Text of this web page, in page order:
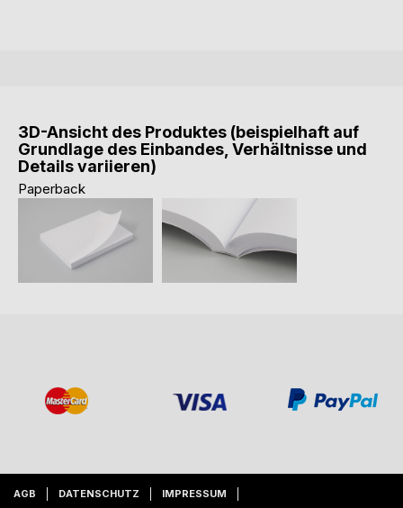
3D-Ansicht des Produktes (beispielhaft auf
Grundlage des Einbandes, Verhältnisse und
Details variieren)
Paperback
AGB DATENSCHUTZ IMPRESSUM